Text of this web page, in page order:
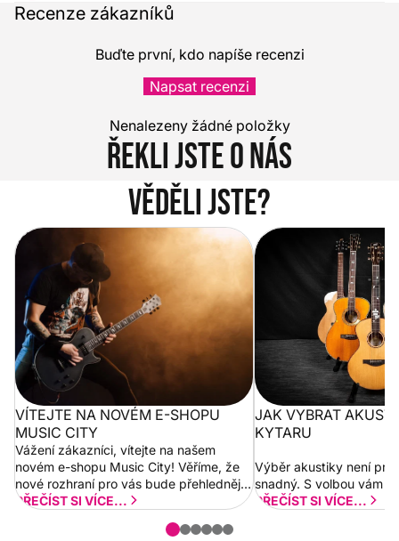
Recenze zákazníků
Buďte první, kdo napíše recenzi
Napsat recenzi
Nenalezeny žádné položky
Řekli jste o nás
Věděli jste?
Vítejte na novém e-shopu Music
City
VÍTEJTE NA NOVÉM E-SHOPU
MUSIC CITY
Vážení zákazníci, vítejte na našem
novém e-shopu Music City! Věříme, že
nové rozhraní pro vás bude přehlednější
a rychlejší. Postupně budeme přidávat
PŘEČÍST SI VÍCE...
Jak vybrat
JAK VYBRAT
KYTARU
Výběr akustiky není pro
snadný. S volbou vám
PŘEČÍST SI VÍCE...